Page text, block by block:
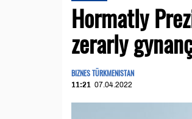
Hormatly
zerarly
BIZNES TÜRKMENISTAN
11:21 07.04.2022